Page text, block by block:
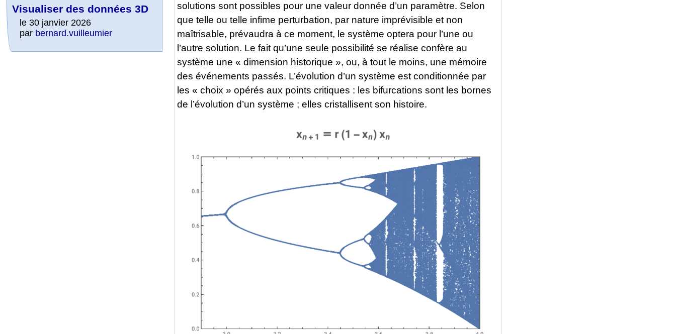
solutions sont possibles pour une valeur donnée d’un paramètre. Selon
que telle ou telle infime perturbation, par nature imprévisible et non
maîtrisable, prévaudra à ce moment, le système optera pour l’une ou
l’autre solution. Le fait qu’une seule possibilité se réalise confère au
système une « dimension historique », ou, à tout le moins, une mémoire
des événements passés. L’évolution d’un système est conditionnée par
les « choix » opérés aux points critiques : les bifurcations sont les bornes
de l’évolution d’un système ; elles cristallisent son histoire.
Visualiser des données 3D
le 30 janvier 2026
par bernard.vuilleumier